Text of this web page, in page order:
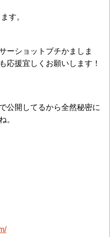
す。
ーショットブチかましま
応援宜しくお願いします！
公開してるから全然秘密に
。